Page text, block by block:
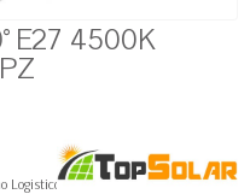
E27 4500K
Logistico Europa